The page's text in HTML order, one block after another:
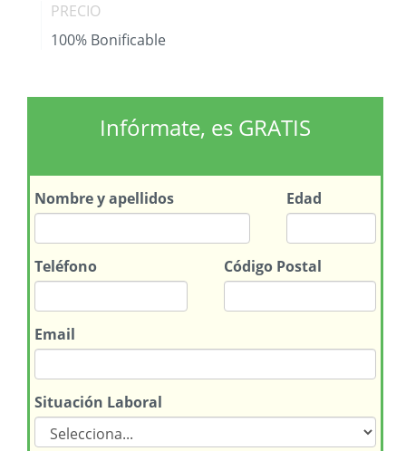
PRECIO
100% Bonificable
Infórmate, es GRATIS
Nombrey apellidos Edad
Teléfono Código Postal
Email
Situación Laboral